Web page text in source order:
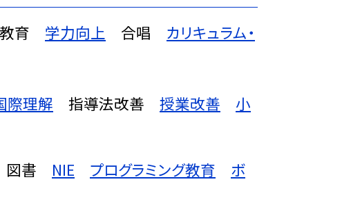
育 学力向上 合唱 カリキュラム・
際理解 指導法改善 授業改善
小
図書 NIE プログラミング教育
ボ